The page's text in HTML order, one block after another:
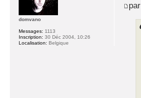
par
domvano
Messages: 1113
Inscription: 30 Déc 2004, 10:26
Localisation: Belgique